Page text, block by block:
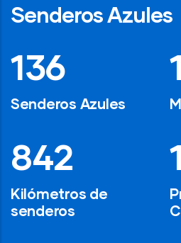
Senderos Azules
194
Senderos Azules
1,200
Kilómetros de
senderos